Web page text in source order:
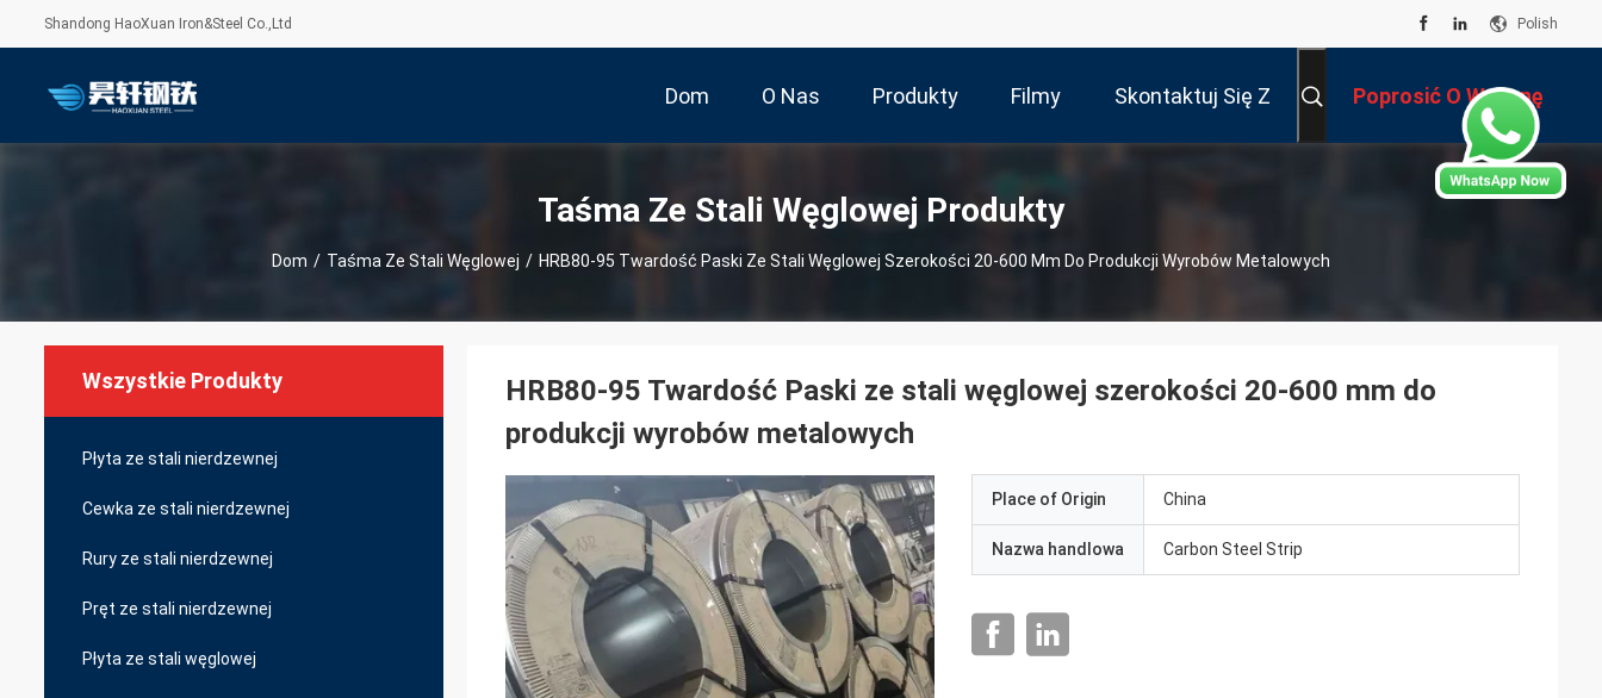
Shandong HaoXuan Iron&Steel Co.,Ltd Polish
Dom O Nas Produkty Filmy Skontaktuj Się Z Poprosić O Wycenę
Taśma Ze Stali Węglowej Produkty
Dom / Taśma Ze Stali Węglowej / HRB80-95 Twardość Paski Ze Stali Węglowej Szerokości 20-600 Mm Do Produkcji Wyrobów Metalowych
Wszystkie Produkty
Płyta ze stali nierdzewnej
Cewka ze stali nierdzewnej
Rury ze stali nierdzewnej
Pręt ze stali nierdzewnej
Płyta ze stali węglowej
HRB80-95 Twardość Paski ze stali węglowej szerokości 20-600 mm do
produkcji wyrobów metalowych
Place of Origin China
Nazwa handlowa Carbon Steel Strip